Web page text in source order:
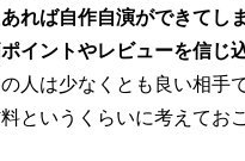
れば自作自演ができてし
イントやレビューを信じ
人は少なくとも良い相手
というくらいに考えておこ